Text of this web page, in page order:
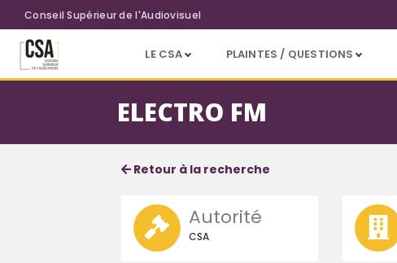
Aller au contenu principal
Conseil Supérieur de l'Audiovisuel
LE CSA PLAINTES / QUESTIONS
ELECTRO FM
Fiche service
Informations détaillées
Retour à la recherche
Autorité
CSA